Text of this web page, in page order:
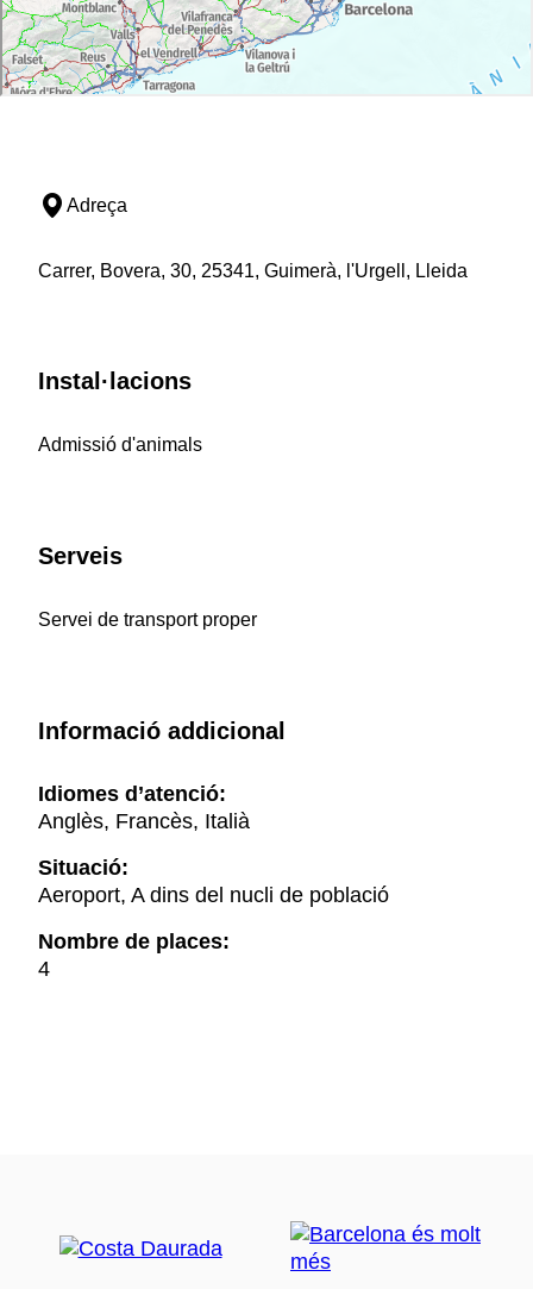
Adreça
Carrer, Bovera, 30, 25341, Guimerà, l'Urgell, Lleida
Instal·lacions
Admissió d'animals
Serveis
Servei de transport proper
Informació addicional
Idiomes d’atenció:
Anglès, Francès, Italià
Situació:
Aeroport, A dins del nucli de població
Nombre de places:
4